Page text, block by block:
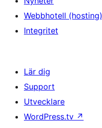
Webbhotell (hosting)
Integritet
Lär dig
Support
Utvecklare
WordPress.tv ↗